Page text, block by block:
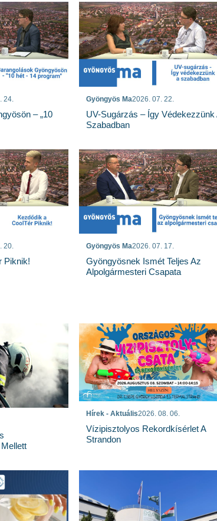
24.
– „10
Gyöngyös Ma2026. 07. 22.
UV-Sugárzás – Így Védekezzünk
Szabadban
20.
Piknik!
Gyöngyös Ma2026. 07. 17.
Gyöngyösnek Ismét Teljes Az
Alpolgármesteri Csapata
Hírek - Aktuális2026. 08. 06.
Vízipisztolyos Rekordkísérlet A
Strandon